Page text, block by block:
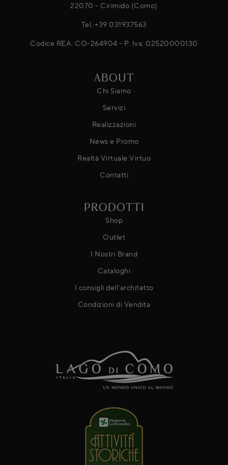
22070 - Cirimido (Como)
Tel. +39 031937563
Codice REA: CO-264904 - P. Iva: 02520000130
ABOUT
Chi Siamo
Servizi
Realizzazioni
News e Promo
Realtà Virtuale Virtuo
Contatti
PRODOTTI
Shop
Outlet
I Nostri Brand
Cataloghi
I consigli dell'architetto
Condizioni di Vendita